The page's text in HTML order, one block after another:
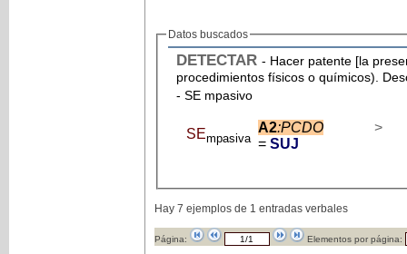
Datos buscados
DETECTAR - Hacer patente [la
procedimientos físicos o químicos).
- SE mpasivo
SEmpasiva
A2:PCDO
= SUJ
>
Hay 7 ejemplos de 1 entradas verbales
Página: Elementos por página: